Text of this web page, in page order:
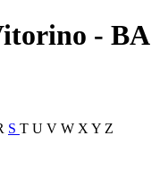
- BA
S T U V W X Y Z